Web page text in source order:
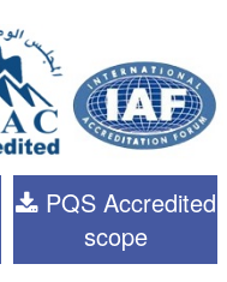
PQS Accredited
scope